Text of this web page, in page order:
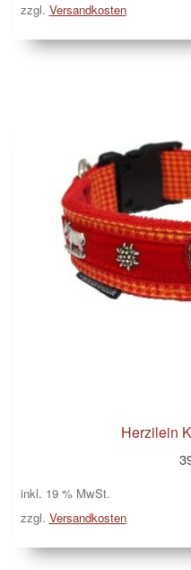
zzgl. Versandkosten
Herzilein
inkl. 19 % MwSt.
zzgl. Versandkosten